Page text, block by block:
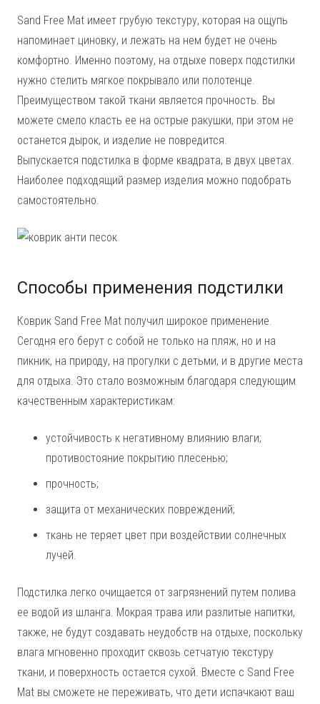
Sand Free Mat имеет грубую текстуру, которая на ощупь
напоминает циновку, и лежать на нем будет не очень
комфортно. Именно поэтому, на отдыхе поверх подстилки
нужно стелить мягкое покрывало или полотенце.
Преимуществом такой ткани является прочность. Вы
можете смело класть ее на острые ракушки, при этом не
останется дырок, и изделие не повредится.
Выпускается подстилка в форме квадрата, в двух цветах.
Наиболее подходящий размер изделия можно подобрать
самостоятельно.
Способы применения подстилки
Коврик Sand Free Mat получил широкое применение.
Сегодня его берут с собой не только на пляж, но и на
пикник, на природу, на прогулки с детьми, и в другие места
для отдыха. Это стало возможным благодаря следующим
качественным характеристикам:
устойчивость к негативному влиянию влаги;
противостояние покрытию плесенью;
прочность;
защита от механических повреждений;
ткань не теряет цвет при воздействии солнечных
лучей.
Подстилка легко очищается от загрязнений путем полива
ее водой из шланга. Мокрая трава или разлитые напитки,
также, не будут создавать неудобств на отдыхе, поскольку
влага мгновенно проходит сквозь сетчатую текстуру
ткани, и поверхность остается сухой. Вместе с Sand Free
Mat вы сможете не переживать, что дети испачкают ваш